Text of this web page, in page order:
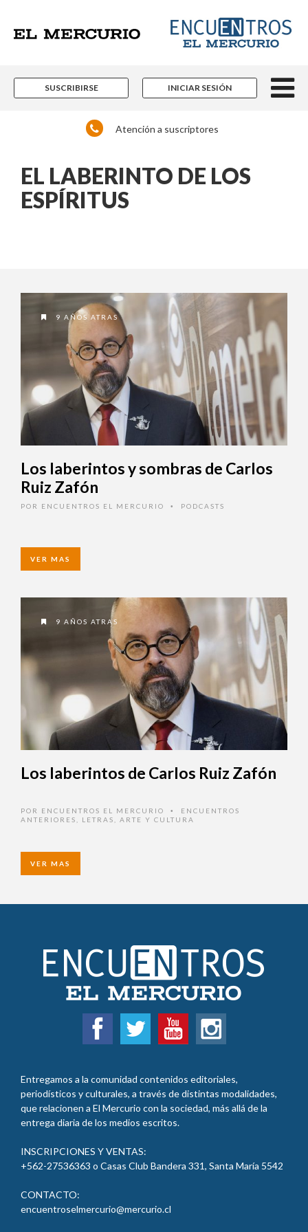
SUSCRIBIRSE INICIAR SESIÓN
Atención a suscriptores
EL LABERINTO DE LOS
ESPÍRITUS
9 AÑOS ATRAS
Los laberintos y sombras de Carlos
Ruiz Zafón
POR ENCUENTROS EL MERCURIO • PODCASTS
VER MAS
9 AÑOS ATRAS
Los laberintos de Carlos Ruiz Zafón
POR ENCUENTROS EL MERCURIO •
ENCUENTROS
ANTERIORES
LETRAS, ARTE Y CULTURA
VER MAS
Entregamos a la comunidad contenidos editoriales,
periodísticos y culturales, a través de distintas modalidades,
que relacionen a El Mercurio con la sociedad, más allá de la
entrega diaria de los medios escritos.
INSCRIPCIONES Y VENTAS:
+562-27536363 o Casas Club Bandera 331, Santa María 5542
CONTACTO:
encuentroselmercurio@mercurio.cl